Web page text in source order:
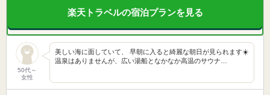
楽天トラベルの宿泊プランを見る
50代～
女性
美しい海に面していて、 早朝に入ると綺麗な朝日が見られます☀️
温泉はありませんが、広い湯船となかなか高温のサウナ…